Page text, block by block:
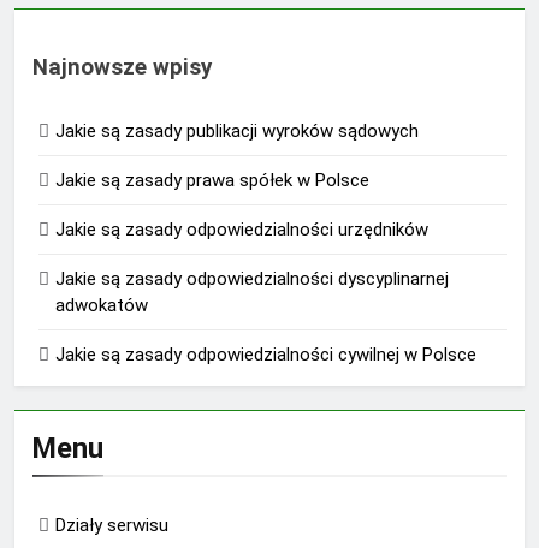
Najnowsze wpisy
Jakie są zasady publikacji wyroków sądowych
Jakie są zasady prawa spółek w Polsce
Jakie są zasady odpowiedzialności urzędników
Jakie są zasady odpowiedzialności dyscyplinarnej
adwokatów
Jakie są zasady odpowiedzialności cywilnej w Polsce
Menu
Działy serwisu